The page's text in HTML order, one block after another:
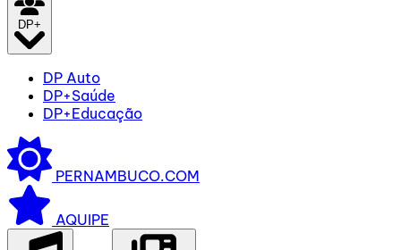
DP+
DP Auto
DP+Saúde
DP+Educação
PERNAMBUCO.COM
AQUIPE